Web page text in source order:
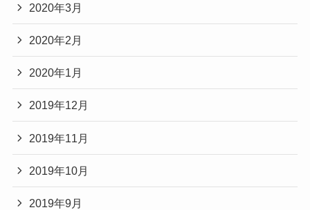
2020年3月
2020年2月
2020年1月
2019年12月
2019年11月
2019年10月
2019年9月